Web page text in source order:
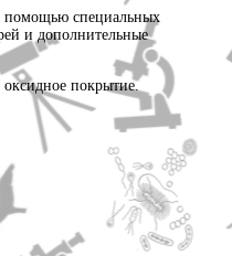
помощью специальных
и дополнительные
покрытие.